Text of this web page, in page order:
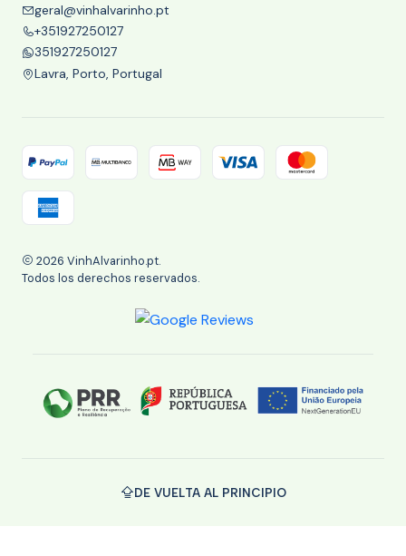
geral@vinhalvarinho.pt
+351927250127
351927250127
Lavra, Porto, Portugal
2026 VinhAlvarinho.pt.
Todos los derechos reservados.
DE VUELTA AL PRINCIPIO